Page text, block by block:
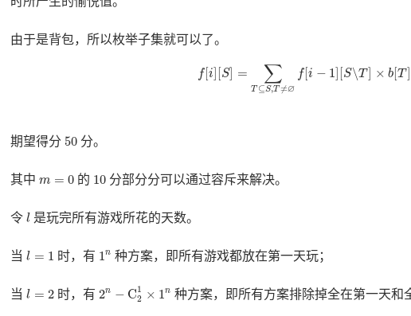
由于是背包，所以枚举子集就可以了。
f[i] [S] = ∑
T⊆S,T≠∅
f [i − 1] [S∖T ] × b[T]
f[i ] [S ⊆S, ∅ 1] [ S∖ ] [T
期望得分 50
50 分。
其中 m = 0
m= 的 10
10 分部分分可以通过容斥来解决。
令 ll 是玩完所有游戏所花的天数。
当 l = 1
l= 时，有 1n
1n 种方案，即所有游戏都放在第一天玩；
当 l = 2
l= 时，有 2n − C1
2 × 1n
2n 21 n
种方案，即所有方案排除掉全在第一天和